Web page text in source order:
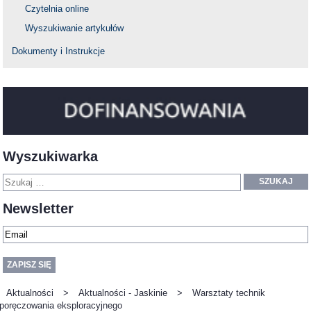
Czytelnia online
Wyszukiwanie artykułów
Dokumenty i Instrukcje
Wyszukiwarka
SZUKAJ
Newsletter
Aktualności > Aktualności - Jaskinie >
Warsztaty technik
poręczowania eksploracyjnego